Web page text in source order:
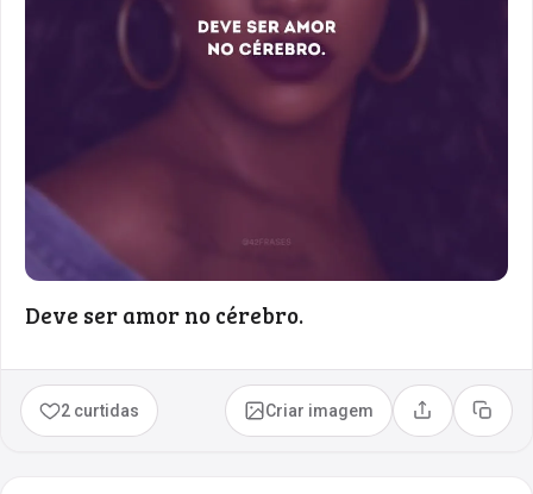
Deve ser amor no cérebro.
2 curtidas Criar imagem Compartilhar
Copiar